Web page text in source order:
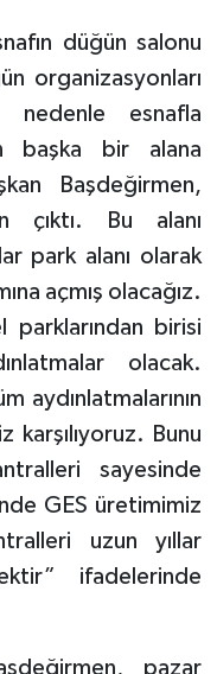
düğün salonu
organizasyonları
nedenle esnafla
başka bir alana
Başdeğirmen,
çıktı. Bu alanı
park alanı olarak
açmış olacağız.
parklarından birisi
olacak.
aydınlatmalarının
karşılıyoruz. Bunu
sayesinde
GES üretimimiz
uzun yıllar
ifadelerinde
pazar